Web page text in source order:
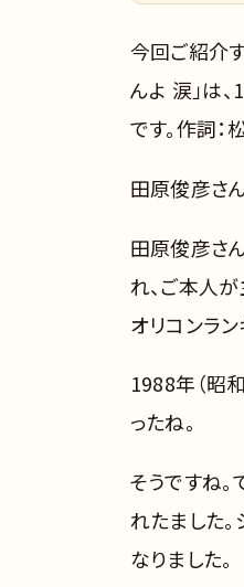
今回ご紹介
んよ 涙」は
です。作詞：
田原俊彦さ
田原俊彦さ
れ、ご本人
オリコンラ
1988年（昭
ったね。
そうですね
れたました
なりました。